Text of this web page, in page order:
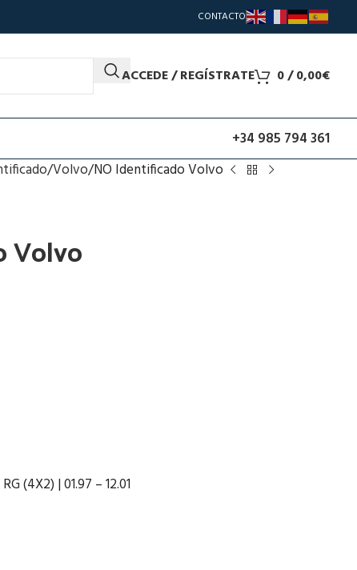
CONTACTO
ACCEDE / REGÍSTRATE 0/0,00€
+34 985 794 361
Volvo NO Identificado Volvo
Volvo
(4X2) | 01.97 – 12.01